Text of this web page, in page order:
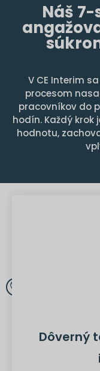
Náš
V CE Interim
procesom
pracovníkov do
hodín. Každý
hodnotu,
Dôverný